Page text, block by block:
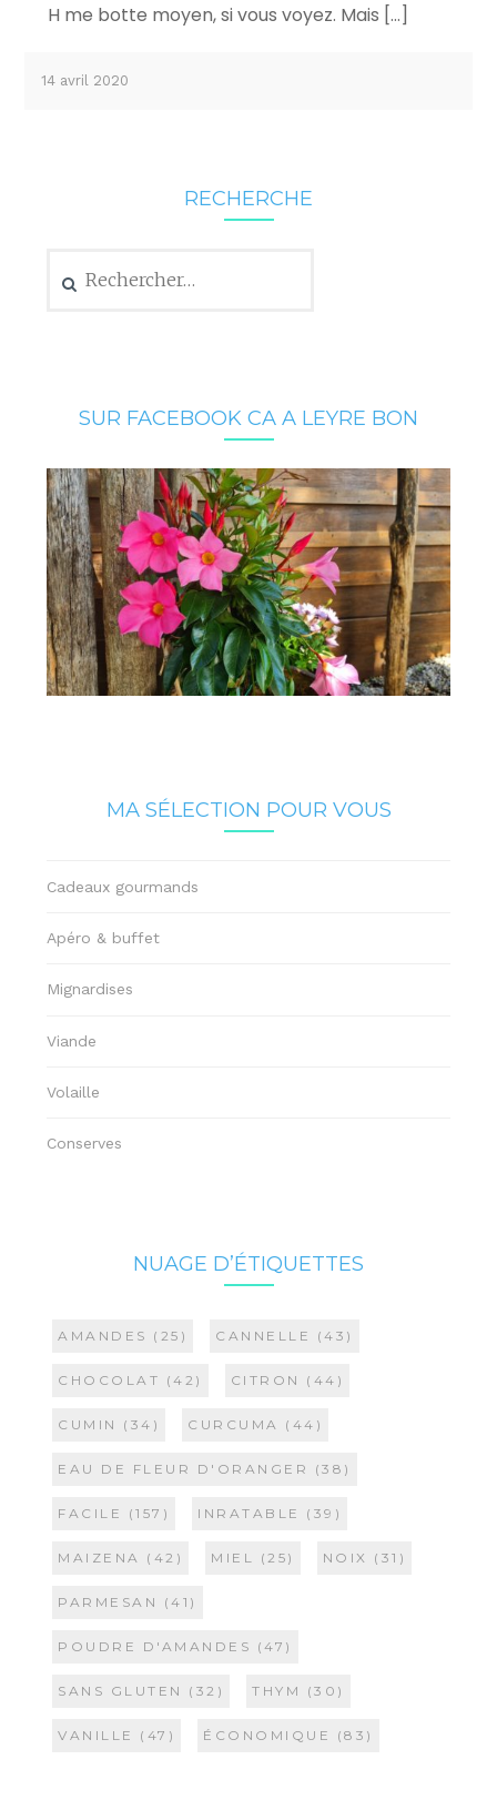
H me botte moyen, si vous voyez. Mais […]
14 avril 2020
RECHERCHE
SUR FACEBOOK CA A LEYRE BON
MA SÉLECTION POUR VOUS
Cadeaux gourmands
Apéro & buffet
Mignardises
Viande
Volaille
Conserves
NUAGE D’ÉTIQUETTES
AMANDES (25) CANNELLE (43)
CHOCOLAT (42) CITRON (44)
CUMIN (34) CURCUMA (44)
EAU DE FLEUR D'ORANGER (38)
FACILE (157) INRATABLE (39)
MAIZENA (42) MIEL (25) NOIX (31)
PARMESAN (41)
POUDRE D'AMANDES (47)
SANS GLUTEN (32) THYM (30)
VANILLE (47) ÉCONOMIQUE (83)